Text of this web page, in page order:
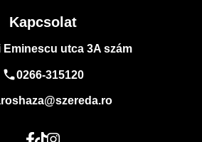
Kapcsolat
Eminescu utca 3A szám
phone0266-315120